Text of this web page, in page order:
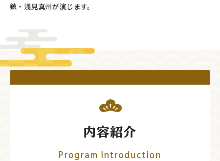
鎮・浅見真州が演じます。
内容紹介
Program Introduction